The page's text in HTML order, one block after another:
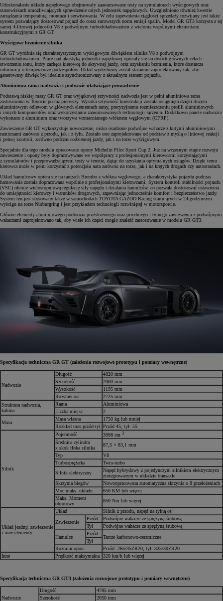
Udoskonalanie układu napędowego obejmowały zaawansowane testy na symulatorach wyścigowych oraz
stanowiskach umożliwiających sprawdzenie całych jednostek napędowych. Uwzględniono również kwestie
zarządzania temperaturą, montażu i serwisowania. W celu zapewnienia ciągłości sprzedaży rozwijany jest także
system pozwalający dostosować pojazd do coraz surowszych norm emisji spalin. Model GR GT3 korzysta z tej
samej 4-litrowej jednostki V8 z podwójnym turbodoładowaniem z wieloma wspólnymi elementami
konstrukcyjnymi z GR GT.
Wyścigowe brzmienie silnika
GR GT wyróżnia się charakterystycznym wyścigowym dźwiękiem silnika V8 z podwójnym
turbodoładowaniem. Prace nad akustyką jednostki napędowej opierały się na dwóch głównych celach:
stworzeniu tonu, który zachęca kierowcę do aktywnej jazdy, oraz uzyskaniu brzmienia, które dostarcza
informacji o temperaturze podzespołów. Układ wydechowy został starannie zaprojektowany tak, aby
generowany dźwięk był idealnie zsynchronizowany z aktualnym stanem pojazdu.
Aluminiowa rama nadwozia i podwozie ułatwiające prowadzenie
Podstawą niskiej masy GR GT oraz wyjątkowej sztywności nadwozia jest w pełni aluminiowa rama
zastosowana w Toyocie po raz pierwszy. Wysoka sztywność konstrukcji została osiągnięta dzięki dużym
aluminiowym odlewom w głównych elementach ramy, precyzyjnemu rozmieszczeniu profili aluminiowych
i innych komponentów oraz wykorzystaniu zaawansowanych technologii łączenia. Dodatkowo panele nadwozia
wykonano z aluminium oraz tworzywa wzmacnianego włóknem węglowym (CFRP).
Zawieszenie GR GT wykorzystuje nowoczesne, nisko osadzone podwójne wahacze z kutymi aluminiowymi
ramionami zarówno z przodu, jak i z tyłu. Zostało ono zaprojektowane od podstaw z myślą o liniowej reakcji
i pełnej kontroli, zarówno podczas codziennej jazdy, jak i na torze wyścigowym.
Specjalnie dla tego modelu opracowano opony Michelin Pilot Sport Cup 2. Już na wczesnym etapie rozwoju
zawieszenie i opony były dopracowywane we współpracy z profesjonalnymi kierowcami korzystającymi
z symulatorów i przeprowadzającymi testy w terenie, dążąc do uzyskania optymalnych osiągów. Dzięki temu
kierowca może w pełni korzystać z potencjału auta zarówno na torze, jak i na krętych drogach czy autostradach.
Układ hamulcowy opiera się na tarczach Brembo z włókna węglowego, a charakterystyka pojazdu podczas
hamowania została dopracowana wspólnie z profesjonalnymi kierowcami. System kontroli stabilności pojazdu
(VSC) oferuje wielostopniową regulację siły napędu i działania hamulców, co pozwala dostosować ustawienia
do umiejętności kierowcy i warunków drogowych, zapewniając jednocześnie komfort i bezpieczeństwo jazdy.
System ten jest stosowany także w samochodach TOYOTA GAZOO Racing startujących w 24-godzinnym
wyścigu na torze Nürburgring i jest przykładem technologii rozwiniętej w motorsporcie.
Główne elementy aluminiowego podwozia przestrzennego oraz przedniego i tylnego zawieszenia z podwójnymi
wahaczami zaprojektowano tak, aby wiele ich części mogło znaleźć zastosowanie w modelu GR GT3.
Specyfikacja techniczna GR GT (założenia rozwojowe prototypu i pomiary wewnętrzne)
Nadwozie
Długość
4820 mm
Szerokość
2000 mm
Wysokość
1195 mm
Rozstaw osi
2725 mm
Struktura nadwozia,
kabina
Rama
Aluminiowa
Liczba miejsc
2
Masa
Masa własna
1750 kg lub mniej
Rozkład mas przód-tył Przód 45; tył: 55
Silnik
Pojemność 3998 cm 3
Średnica cylindra
x skok tłoka silnika
87,5 × 83,1 mm
Typ
V8
Turbosprężarka
Twin-turbo
Silnik elektryczny
Napęd hybrydowy z pojedynczym silnikiem elektrycznym
zintegrowanym w układzie transaxle
Skrzynia biegów
Nowoopracowana automatyczna skrzynia o 8 przełożeniach
Moc maks. układu
650 KM lub więcej
Maks. Moment
obrotowy
850 Nm lub więcej
Układ jezdny, zawieszenie
i inne elementy
Układ
Silnik z przodu, napęd na tylną oś
Zawieszenie
Przód
Podwójne wahacze ze sprężyną śrubową
Tył
Podwójne wahacze ze sprężyną śrubową
Hamulce
Przód
Tarcze karbonowo-ceramiczne
Tył
Rozmiar opon
Przód: 265/35ZR20; tył: 325/30ZR20
Inne
Prędkość maksymalna 320 km/h lub więcej
Specyfikacja techniczna GR GT3 (założenia rozwojowe prototypu i pomiary wewnętrzne)
Nadwozie
Długość
4785 mm
Szerokość
2050 mm